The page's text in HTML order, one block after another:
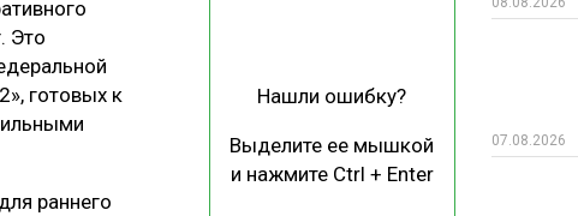
ТЕХНОЛОГИИ
ОТРАСЛЕВАЯ ДИСКУССИЯ
Это
готовых к
раннего
Нашли ошибку?
Выделите ее мышкой
и нажмите Ctrl + Enter
07.08.2026